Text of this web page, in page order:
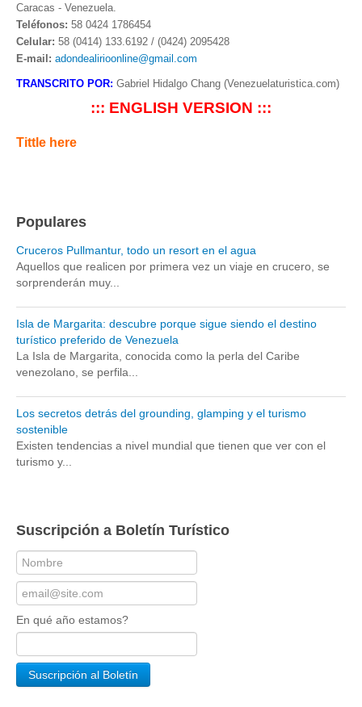
Caracas - Venezuela.
Teléfonos: 58 0424 1786454
Celular: 58 (0414) 133.6192 / (0424) 2095428
E-mail: adondealirioonline@gmail.com
TRANSCRITO POR: Gabriel Hidalgo Chang (Venezuelaturistica.com)
::: ENGLISH VERSION :::
Tittle here
Populares
Cruceros Pullmantur, todo un resort en el agua
Aquellos que realicen por primera vez un viaje en crucero, se
sorprenderán muy...
Isla de Margarita: descubre porque sigue siendo el destino
turístico preferido de Venezuela
La Isla de Margarita, conocida como la perla del Caribe
venezolano, se perfila...
Los secretos detrás del grounding, glamping y el turismo
sostenible
Existen tendencias a nivel mundial que tienen que ver con el
turismo y...
Suscripción a Boletín Turístico
En qué año estamos?